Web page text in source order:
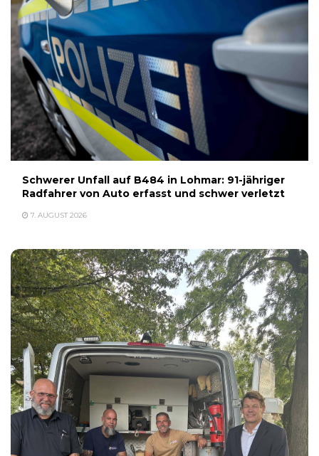
Schwerer Unfall auf B484 in Lohmar: 91-jähriger
Radfahrer von Auto erfasst und schwer verletzt
7. AUGUST 2026